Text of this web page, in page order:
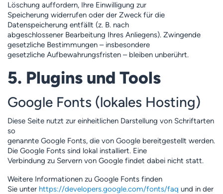
Löschung auffordern, Ihre Einwilligung zur
Speicherung widerrufen oder der Zweck für die
Datenspeicherung entfällt (z. B. nach
abgeschlossener Bearbeitung Ihres Anliegens). Zwingende
gesetzliche Bestimmungen – insbesondere
gesetzliche Aufbewahrungsfristen – bleiben unberührt.
5. Plugins und Tools
Google Fonts (lokales Hosting)
Diese Seite nutzt zur einheitlichen Darstellung von Schriftarten
so
genannte Google Fonts, die von Google bereitgestellt werden.
Die Google Fonts sind lokal installiert. Eine
Verbindung zu Servern von Google findet dabei nicht statt.
Weitere Informationen zu Google Fonts finden
Sie unter https://developers.google.com/fonts/faq und in der